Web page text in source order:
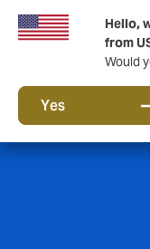
Hello,
from
Would
Yes